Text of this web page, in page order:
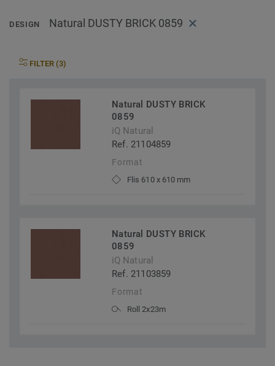
DESIGN Natural DUSTY BRICK 0859
FILTER (3)
Natural DUSTY BRICK
0859
iQ Natural
Ref. 21104859
Format
Flis 610 x 610 mm
Natural DUSTY BRICK
0859
iQ Natural
Ref. 21103859
Format
Roll 2x23m